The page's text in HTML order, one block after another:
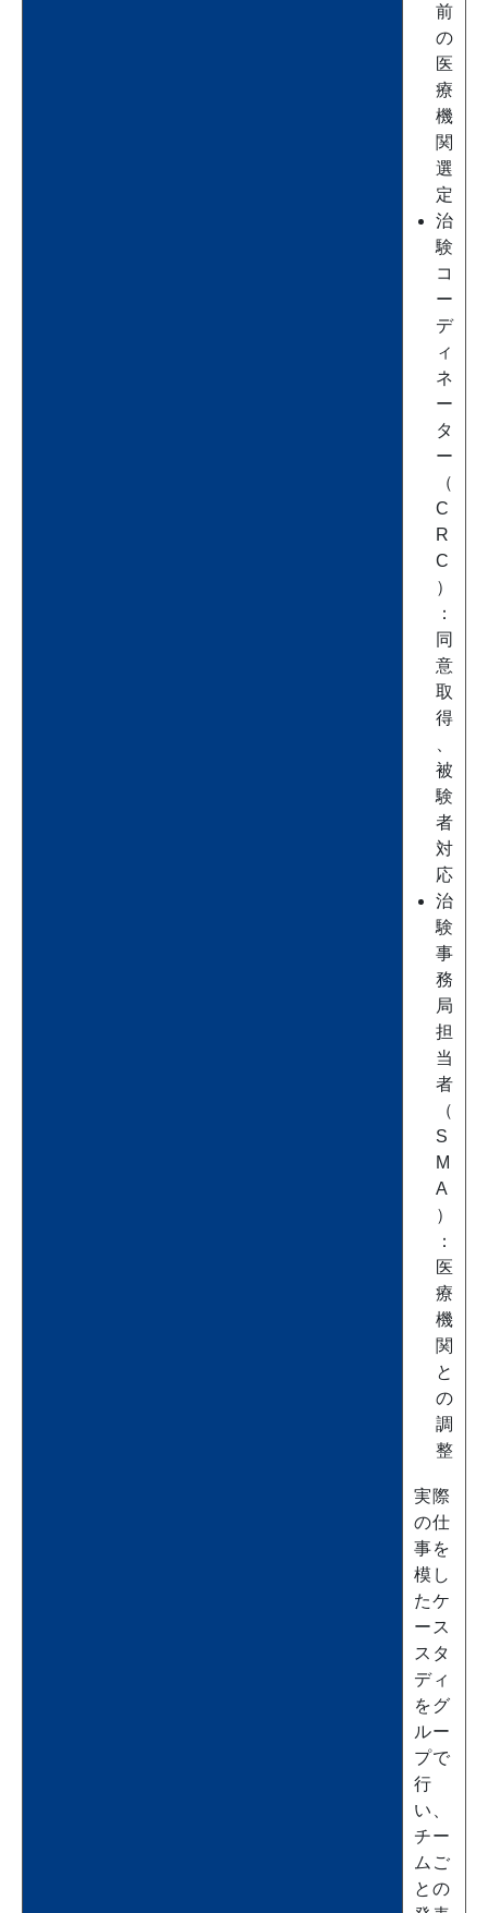
前
の
医
療
機
関
選
定
治
験
コ
ー
デ
ィ
ネ
ー
タ
ー
（
C
R
C
）
：
同
意
取
得
被
験
者
対
応
治
験
事
務
局
担
当
者
（
S
M
A
）
：
医
療
機
関
と
の
調
整
実際
の仕
事を
模し
たケ
ース
スタ
ディ
をグ
ルー
プで
行
い、
チー
ムご
との